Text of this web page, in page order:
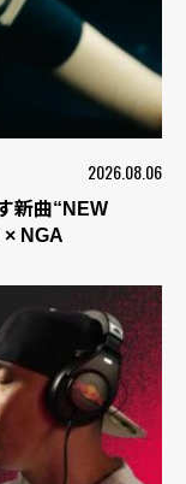
2026.08.06
新曲“NEW
NGA